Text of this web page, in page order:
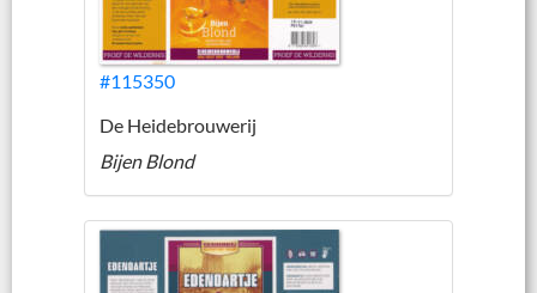
#115350
De Heidebrouwerij
Bijen Blond